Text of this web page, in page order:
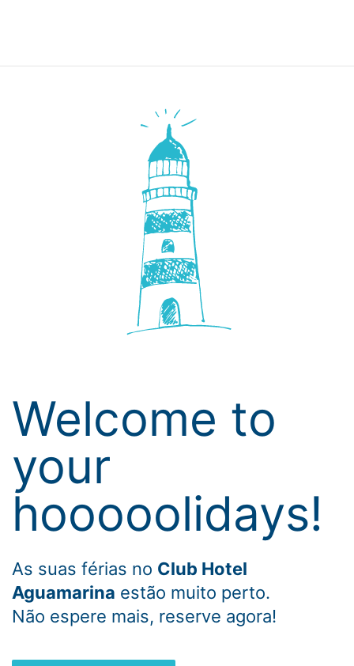
Welcome to
your
hooooolidays!
As suas férias no Club Hotel
Aguamarina estão muito perto.
Não espere mais, reserve agora!